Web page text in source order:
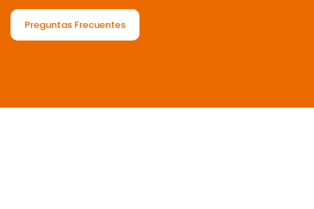
Preguntas Frecuentes